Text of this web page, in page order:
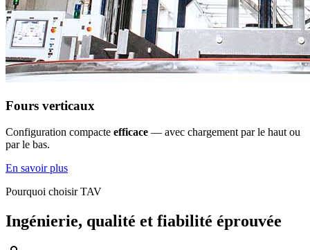
Fours verticaux
Configuration compacte efficace — avec chargement par le haut ou
par le bas.
En savoir plus
Pourquoi choisir TAV
Ingénierie, qualité et fiabilité éprouvée